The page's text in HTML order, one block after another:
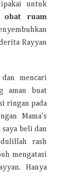
untuk
obat ruam
Rayyan
mencari
aman buat
ringan pada
Mama’s
saya beli dan
rash
mengatasi
Hanya